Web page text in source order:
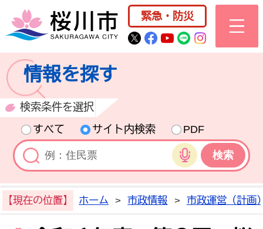
桜川市公式ホー
緊急・防災
桜川市公式Twitter
桜川市公式
桜川市公式
桜川市公式
情報を探す
検索条件を選択
すべて
サイト内検索
PDF
音声検索
【現在の位置】 ホーム > 市政情報 > 市政運営（計画